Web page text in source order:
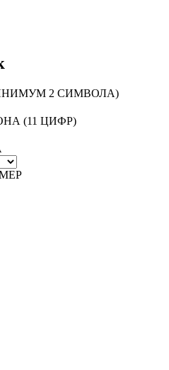
2 СИМВОЛА)
(11 ЦИФР)